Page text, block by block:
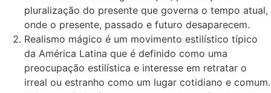
pluralização do presente que governa o tempo atual,
onde o presente, passado e futuro desaparecem.
Realismo mágico é um movimento estilístico típico
da América Latina que é definido como uma
preocupação estilística e interesse em retratar o
irreal ou estranho como um lugar cotidiano e comum.